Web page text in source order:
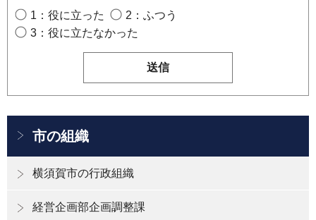
1：役に立った
2：ふつう
3：役に立たなかった
市の組織
横須賀市の行政組織
経営企画部企画調整課